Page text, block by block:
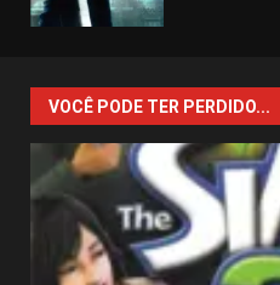
VOCÊ PODE TER PERDIDO...